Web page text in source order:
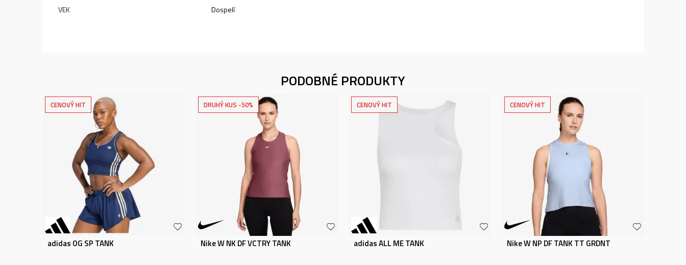
VEK Dospelí
PODOBNÉ PRODUKTY
CENOVÝ HIT
adidas OG SP TANK
DRUHÝ KUS -50%
Nike W NK DF VCTRY TANK
CENOVÝ HIT
adidas ALL ME TANK
CENOVÝ HIT
Nike W NP DF TANK TT GRDNT